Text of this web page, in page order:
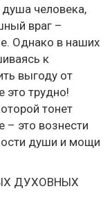
человека,
враг –
Однако в наших
к
выгоду от
это трудно!
тонет
– это вознести
души и мощи
ДУХОВНЫХ